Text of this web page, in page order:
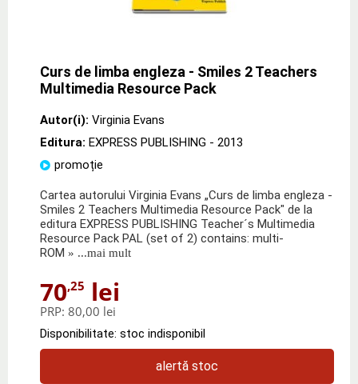
Curs de limba engleza - Smiles 2 Teachers
Multimedia Resource Pack
Autor(i): Virginia Evans
Editura: EXPRESS PUBLISHING - 2013
promoție
Cartea autorului Virginia Evans „Curs de limba engleza -
Smiles 2 Teachers Multimedia Resource Pack" de la
editura EXPRESS PUBLISHING Teacher´s Multimedia
Resource Pack PAL (set of 2) contains: multi-
ROM » ...mai mult
70,25 lei
PRP: 80,00 lei
Disponibilitate: stoc indisponibil
alertă stoc